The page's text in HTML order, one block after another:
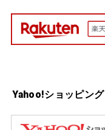
Yahoo!ショッピング